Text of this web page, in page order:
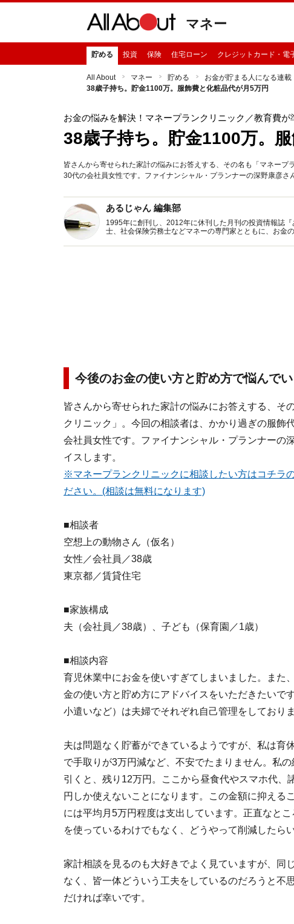
マネー
貯める 投資 保険 住宅ローン クレジットカード・電
All About マネー 貯める お金が貯まる人になる連載
38歳子持ち。貯金1100万。服飾費と化粧品代が月5万円
お金の悩みを解決！マネープランクリニック ／教育費
38歳子持ち。貯金1100万。
皆さんから寄せられた家計の悩みにお答えする、その名も「マネー
30代の会社員女性です。ファイナンシャル・プランナーの深野康彦さ
あるじゃん 編集部
1995年に創刊し、2012年に休刊した月刊の投資情報誌
士、社会保険労務士などマネーの専門家とともに、お金
今後のお金の使い方と貯め方で悩んで
皆さんから寄せられた家計の悩みにお答えする、そ
クリニック」。今回の相談者は、かかり過ぎの服飾
会社員女性です。ファイナンシャル・プランナーの
イスします。
※マネープランクリニックに相談したい方はコチラ
ださい。(相談は無料になります)
■相談者
空想上の動物さん（仮名）
女性／会社員／38歳
東京都／賃貸住宅
■家族構成
夫（会社員／38歳）、子ども（保育園／1歳）
■相談内容
育児休業中にお金を使いすぎてしまいました。また
金の使い方と貯め方にアドバイスをいただきたいで
小遣いなど）は夫婦でそれぞれ自己管理をしておりま
夫は問題なく貯蓄ができているようですが、私は育
で手取りが3万円減など、不安でたまりません。私
引くと、残り12万円。ここから昼食代やスマホ代
円しか使えないことになります。この金額に抑える
には平均月5万円程度は支出しています。正直なと
を使っているわけでもなく、どうやって削減したら
家計相談を見るのも大好きでよく見ていますが、同
なく、皆一体どういう工夫をしているのだろうと不
だければ幸いです。